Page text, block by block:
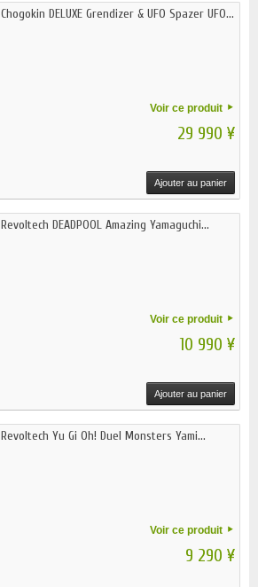
Chogokin DELUXE Grendizer & UFO Spazer UFO...
Voir ce produit
29 990 ¥
Ajouter au panier
Revoltech DEADPOOL Amazing Yamaguchi...
Voir ce produit
10 990 ¥
Ajouter au panier
Revoltech Yu Gi Oh! Duel Monsters Yami...
Voir ce produit
9 290 ¥